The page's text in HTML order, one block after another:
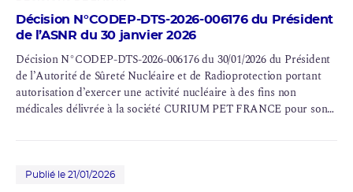
Décision N°CODEP-DTS-2026-006176 du Président
de l’ASNR du 30 janvier 2026
Décision N°CODEP-DTS-2026-006176 du 30/01/2026 du Président
de l’Autorité de Sûreté Nucléaire et de Radioprotection portant
autorisation d’exercer une activité nucléaire à des fins non
médicales délivrée à la société CURIUMPETFRANCE pour son
Publié le 21/01/2026